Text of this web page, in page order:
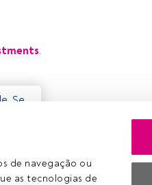
de navegação ou
as tecnologias de
.
Se